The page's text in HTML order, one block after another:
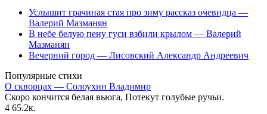
Услышит грачиная стая про зиму рассказ очевидца —
Валерий Мазманян
В небе белую пену гуси взбили крылом — Валерий
Мазманян
Вечерний город — Лисовский Александр Андреевич
Популярные стихи
О скворцах — Солоухин Владимир
Скоро кончится белая вьюга, Потекут голубые ручьи.
4 65.2к.